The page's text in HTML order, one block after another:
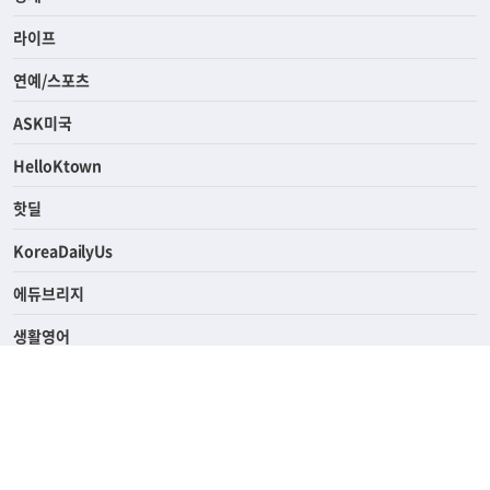
사회
경제
라이프
연예/스포츠
ASK미국
HelloKtown
핫딜
KoreaDailyUs
에듀브리지